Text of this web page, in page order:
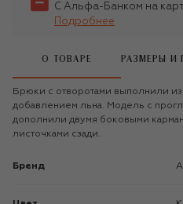
С Альфа-Банком на
Подробнее
О ТОВАРЕ РАЗМЕРЫ И
Брюки с отворотами выполнили из
добавлением льна. Модель с
дополнили двумя боковыми
листочками сзади.
Бренд